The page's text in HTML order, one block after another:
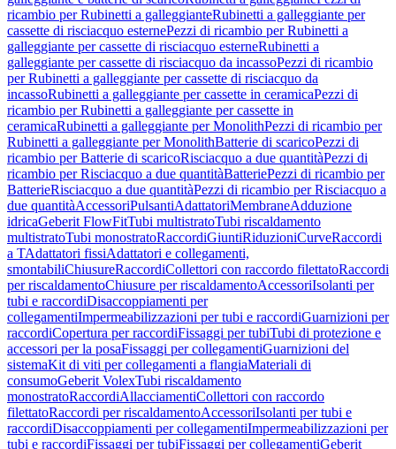
ricambio per Rubinetti a galleggianteRubinetti a galleggiante per
cassette di risciacquo esternePezzi di ricambio per Rubinetti a
galleggiante per cassette di risciacquo esterneRubinetti a
galleggiante per cassette di risciacquo da incassoPezzi di ricambio
per Rubinetti a galleggiante per cassette di risciacquo da
incassoRubinetti a galleggiante per cassette in ceramicaPezzi di
ricambio per Rubinetti a galleggiante per cassette in
ceramicaRubinetti a galleggiante per MonolithPezzi di ricambio per
Rubinetti a galleggiante per MonolithBatterie di scaricoPezzi di
ricambio per Batterie di scaricoRisciacquo a due quantitàPezzi di
ricambio per Risciacquo a due quantitàBatteriePezzi di ricambio per
BatterieRisciacquo a due quantitàPezzi di ricambio per Risciacquo a
due quantitàAccessoriPulsantiAdattatoriMembraneAdduzione
idricaGeberit FlowFitTubi multistratoTubi riscaldamento
multistratoTubi monostratoRaccordiGiuntiRiduzioniCurveRaccordi
a TAdattatori fissiAdattatori e collegamenti,
smontabiliChiusureRaccordiCollettori con raccordo filettatoRaccordi
per riscaldamentoChiusure per riscaldamentoAccessoriIsolanti per
tubi e raccordiDisaccoppiamenti per
collegamentiImpermeabilizzazioni per tubi e raccordiGuarnizioni per
raccordiCopertura per raccordiFissaggi per tubiTubi di protezione e
accessori per la posaFissaggi per collegamentiGuarnizioni del
sistemaKit di viti per collegamenti a flangiaMateriali di
consumoGeberit VolexTubi riscaldamento
monostratoRaccordiAllacciamentiCollettori con raccordo
filettatoRaccordi per riscaldamentoAccessoriIsolanti per tubi e
raccordiDisaccoppiamenti per collegamentiImpermeabilizzazioni per
tubi e raccordiFissaggi per tubiFissaggi per collegamentiGeberit